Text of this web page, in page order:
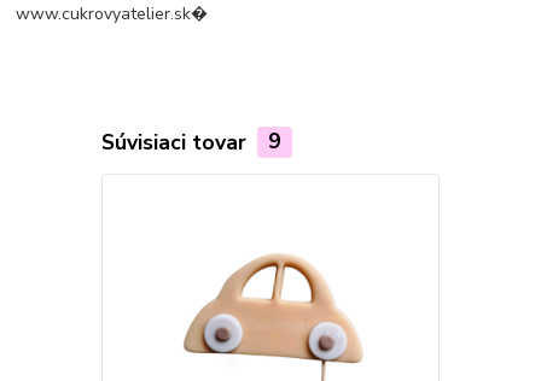
www.cukrovyatelier.sk⁠�
Súvisiaci tovar 9